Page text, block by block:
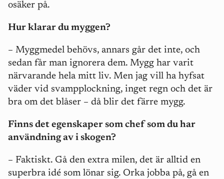
osäker på.
Hur klarar du myggen?
– Myggmedel behövs, annars går det inte, och
sedan får man ignorera dem. Mygg har varit
närvarande hela mitt liv. Men jag vill ha hyfsat
väder vid svampplockning, inget regn och det är
bra om det blåser – då blir det färre mygg.
Finns det egenskaper som chef som du har
användning av i skogen?
– Faktiskt. Gå den extra milen, det är alltid en
superbra idé som lönar sig. Orka jobba på, gå en